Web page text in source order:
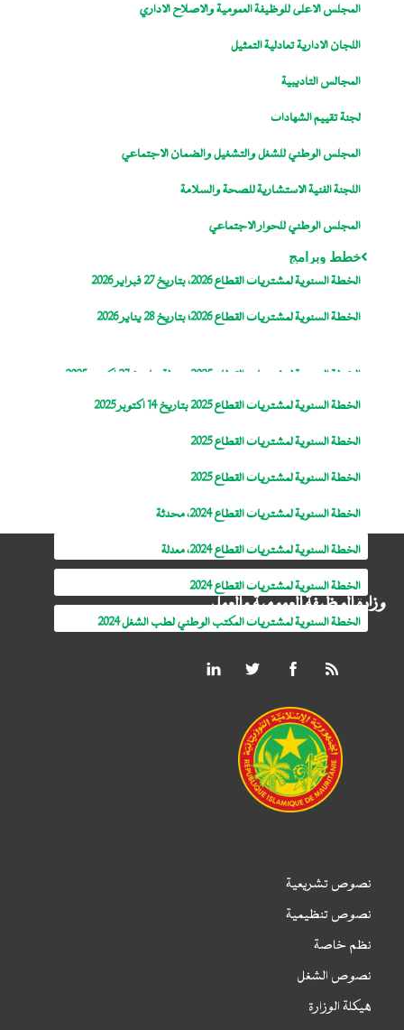
المجلس الاعلى للوظيفة العمومية والاصلاح الاداري
اللجان الإدارية تعادلية التمثيل
المجالس التأديبية
لجنة تقييم الشهادات
المجلس الوطني للشغل والتشغيل والضمان الاجتماعي
اللجنة الفنية الاستشارية للصحة والسلامة
المجلس الوطني للحوار الاجتماعي
خطط وبرامج
الخطة السنوية لمشتريات القطاع 2026، بتاريخ 27 فبراير 2026
الخطة السنوية لمشتريات القطاع 2026؛ بتاريخ 28 يناير 2026
الخطة السنوية لمشتريات القطاع 2025، معدلة بتاريخ 27 اكتوبر 2025
الخطة السنوية لمشتريات القطاع 2025 بتاريخ 14 اكتوبر 2025
الخطة السنوية لمشتريات القطاع 2025
الخطة السنوية لمشتريات القطاع 2025
الخطة السنوية لمشتريات القطاع 2024، محدثة
الخطة السنوية لمشتريات القطاع 2024، معدلة
الخطة السنوية لمشتريات القطاع 2024
الخطة السنوية لمشتريات المكتب الوطني لطب الشغل 2024
وزارة الوظيفة العمومية والعمل
نصوص تشريعية
نصوص تنظيمية
نظم خاصة
نصوص الشغل
هيكلة الوزارة